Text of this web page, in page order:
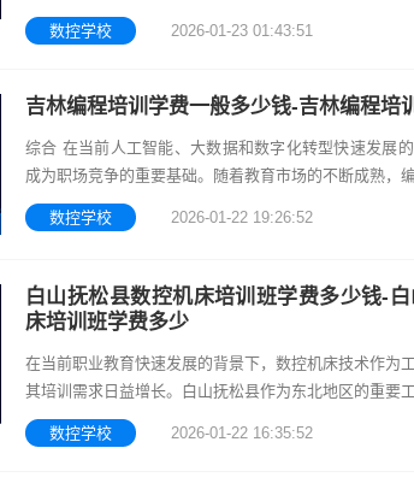
数控学校 2026-01-23 01:43:51
吉林编程培训学费一般多少钱-吉林编程培
综合 在当前人工智能、大数据和数字化转型快速发展
成为职场竞争的重要基础。随着教育市场的不断成熟，
学生和职场人士提升技能、拓展职业路径的重要途径。
的重要
数控学校 2026-01-22 19:26:52
白山抚松县数控机床培训班学费多少钱-
床培训班学费多少
在当前职业教育快速发展的背景下，数控机床技术作为
其培训需求日益增长。白山抚松县作为东北地区的重要
制造业资源和产业基础，对数控机床操作与维护人才的
数控学校
2026-01-22 16:35:52